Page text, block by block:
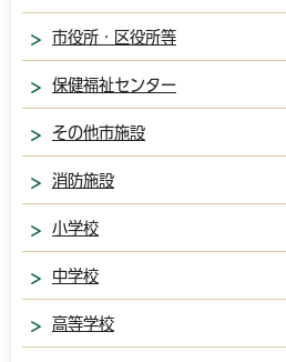
市役所・区役所等
保健福祉センター
その他市施設
消防施設
小学校
中学校
高等学校